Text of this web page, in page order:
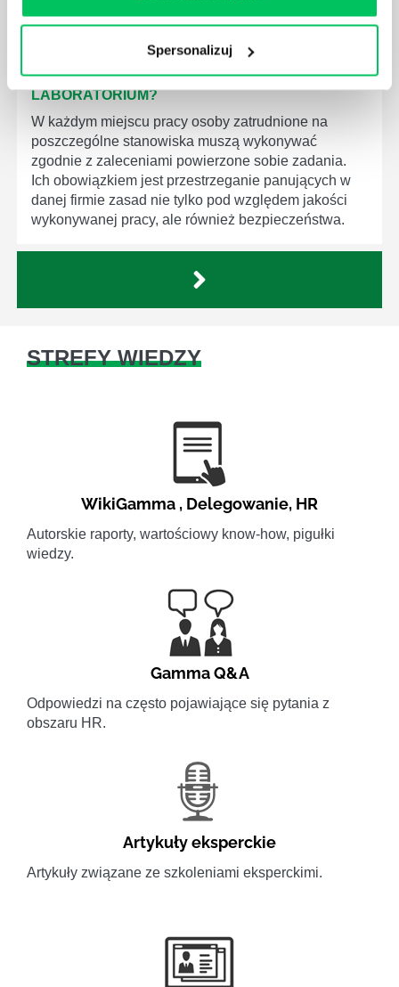
Spersonalizuj
CZYM ZAJMUJE SIĘ AUDYTOR WEWNĘTRZNY
LABORATORIUM?
W każdym miejscu pracy osoby zatrudnione na
poszczególne stanowiska muszą wykonywać
zgodnie z zaleceniami powierzone sobie zadania.
Ich obowiązkiem jest przestrzeganie panujących w
danej firmie zasad nie tylko pod względem jakości
wykonywanej pracy, ale również bezpieczeństwa.
STREFY WIEDZY
WikiGamma , Delegowanie, HR
Autorskie raporty, wartościowy know-how, pigułki
wiedzy.
Gamma Q&A
Odpowiedzi na często pojawiające się pytania z
obszaru HR.
Artykuły eksperckie
Artykuły związane ze szkoleniami eksperckimi.